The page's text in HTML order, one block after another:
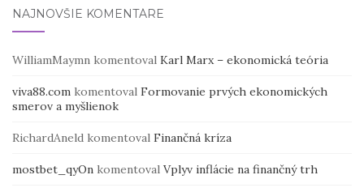
NAJNOVŠIE KOMENTÁRE
WilliamMaymn komentoval Karl Marx – ekonomická teória
viva88.com komentoval Formovanie prvých ekonomických
smerov a myšlienok
RichardAneld komentoval Finančná kríza
mostbet_qyOn komentoval Vplyv inflácie na finančný trh